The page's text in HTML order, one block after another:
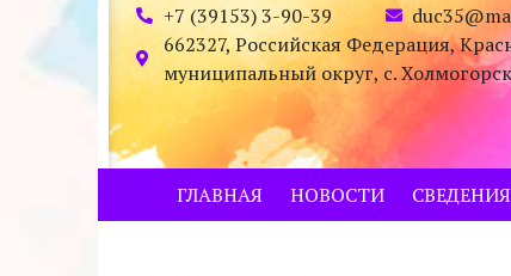
+7 (39153) 3-90-39
662327, Российская Федерация,
муниципальный округ, с.
ГЛАВНАЯ НОВОСТИ